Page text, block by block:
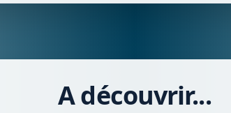
A découvrir...